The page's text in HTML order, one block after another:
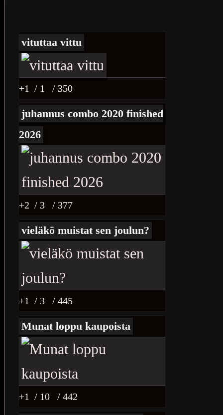
vituttaa vittu
+1 / 1 / 350
juhannus combo 2020 finished
2026
+2 / 3 / 377
vieläkö muistat sen joulun?
+1 / 3 / 445
Munat loppu kaupoista
+1 / 10 / 442